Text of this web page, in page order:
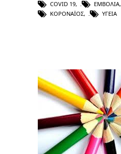
COVID 19, ΕΜΒΌΛΙΑ,
ΚΟΡΟΝΑΪΌΣ, ΥΓΕΊΑ